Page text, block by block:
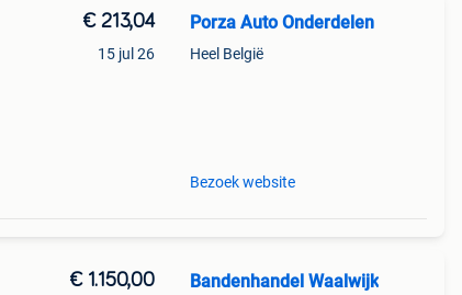
€ 213,04
15 jul 26
Porza Auto Onderdelen
Heel België
Bezoek website
€ 1.150,00 Bandenhandel Waalwijk